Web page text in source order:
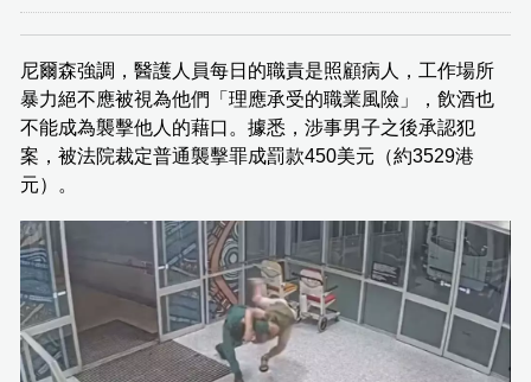
尼爾森強調，醫護人員每日的職責是照顧病人，工作場所
暴力絕不應被視為他們「理應承受的職業風險」，飲酒也
不能成為襲擊他人的藉口。據悉，涉事男子之後承認犯
案，被法院裁定普通襲擊罪成罰款450美元（約3529港
元）。